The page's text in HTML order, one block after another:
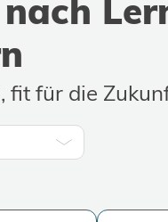
fit für die